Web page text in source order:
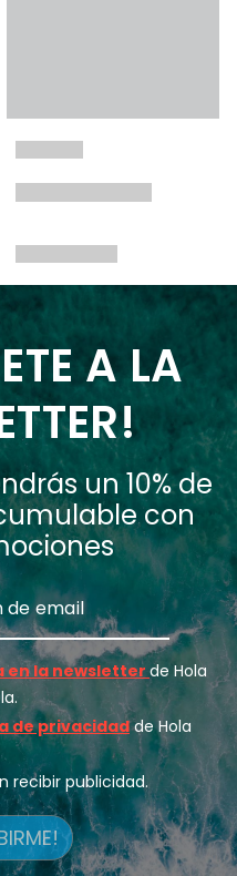
A LA
un 10% de
con
en la newsletterde Hola
de privacidadde Hola
recibir publicidad.